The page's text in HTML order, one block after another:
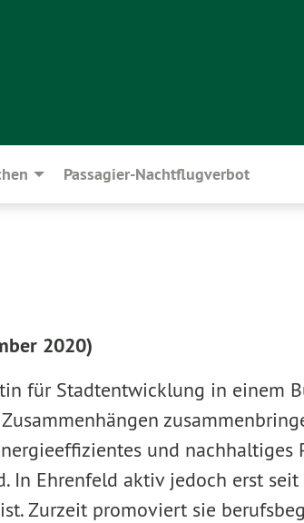
Passagier-Nachtflugverbot
2020)
für Stadtentwicklung in
und nachhaltiges
In Ehrenfeld aktiv jedoch erst
Zurzeit promoviert sie